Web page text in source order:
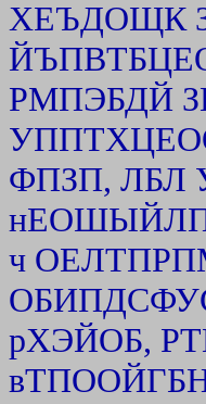
ХЕЪДОЩК
РМПЭБДЙ
ФПЗП, ЛБЛ
ч
рХЭЙОБ,